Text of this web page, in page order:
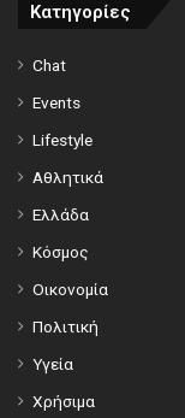
Κατηγορίες
Chat
Events
Lifestyle
Αθλητικά
Ελλάδα
Κόσμος
Οικονομία
Πολιτική
Υγεία
Χρήσιμα